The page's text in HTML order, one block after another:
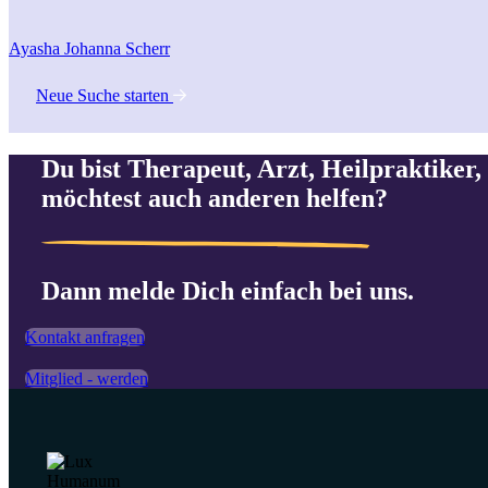
Ayasha Johanna Scherr
Neue Suche starten
Du bist Therapeut, Arzt, Heilpraktiker,
möchtest auch anderen helfen?
Dann melde Dich einfach bei uns.
Kontakt anfragen
Mitglied - werden